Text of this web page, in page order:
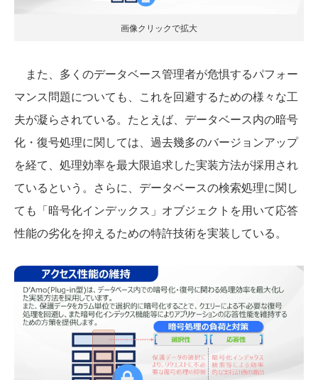
画像クリックで拡大
また、多くのデータベース管理者が危惧するパフォー
マンス問題についても、これを回避するための様々な工
夫が凝らされている。たとえば、データベース内の暗号
化・復号処理に関しては、過去幾多のバージョンアップ
を経て、処理効率を最大限追求した実装方法が採用され
ているという。さらに、データベースの検索処理に関し
ても「暗号化インデックス」オブジェクトを用いて応答
性能の劣化を抑えるための特許技術を実装している。